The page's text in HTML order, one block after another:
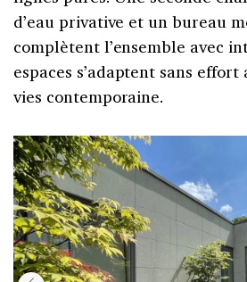
d’eau privative et un bureau
complètent l’ensemble avec
espaces s’adaptent sans
vies contemporaine.